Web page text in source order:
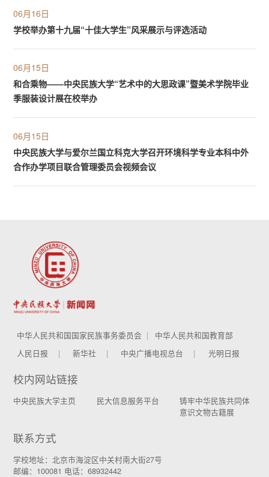
06月16日
学校举办第十九届“十佳大学生”风采展示与评选活动
06月15日
和合乘物——中央民族大学“艺术中的大思政课”暨美术学院毕业
季服装设计展在校举办
06月15日
中央民族大学与爱尔兰国立科克大学召开环境科学专业本科中外
合作办学项目联合管理委员会视频会议
中华人民共和国国家民族事务委员会
中华人民共和国教育部
人民日报
新华社 中央广播电视总台 光明日报
校内网站链接
中央民族大学主页 民大信息服务平台
铸牢中华民族共同体
意识文物古籍展
联系方式
学校地址：北京市海淀区中关村南大街27号
邮编：100081 电话：68932442